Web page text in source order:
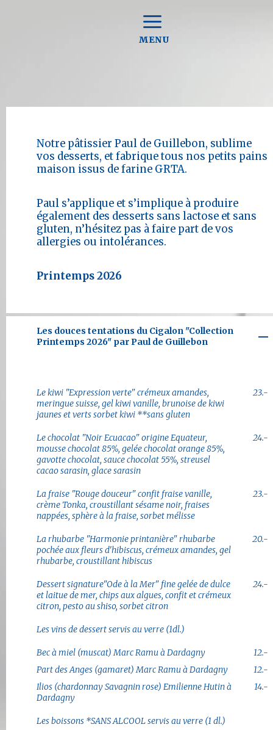
MENU
Notre pâtissier Paul de Guillebon, sublime
vos desserts, et fabrique tous nos petits pains
maison issus de farine GRTA.
Paul s’applique et s’implique à produire
également des desserts sans lactose et sans
gluten, n’hésitez pas à faire part de vos
allergies ou intolérances.
Printemps 2026
Les douces tentations du Cigalon "Collection
Printemps 2026" par Paul de Guillebon
Le kiwi "Expression verte" crémeux amandes,
meringue suisse, gel kiwi vanille, brunoise de kiwi
jaunes et verts sorbet kiwi **sans gluten
23.-
Le chocolat "Noir Ecuacao" origine Equateur,
mousse chocolat 85%, gelée chocolat orange 85%,
gavotte chocolat, sauce chocolat 55%, streusel
cacao sarasin, glace sarasin
24.-
La fraise "Rouge douceur" confit fraise vanille,
crème Tonka, croustillant sésame noir, fraises
nappées, sphère à la fraise, sorbet mélisse
23.-
La rhubarbe "Harmonie printanière" rhubarbe
pochée aux fleurs d'hibiscus, crémeux amandes, gel
rhubarbe, croustillant hibiscus
20.-
Dessert signature"Ode à la Mer" fine gelée de dulce
et laitue de mer, chips aux algues, confit et crémeux
citron, pesto au shiso, sorbet citron
24.-
Les vins de dessert servis au verre (1dl.)
Bec à miel (muscat) Marc Ramu à Dardagny
12.-
Part des Anges (gamaret) Marc Ramu à Dardagny
12.-
Ilios (chardonnay Savagnin rose) Emilienne Hutin à
Dardagny
14.-
Les boissons *SANS ALCOOL servis au verre (1 dl.)